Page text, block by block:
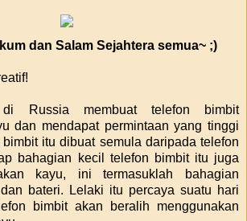
dan Salam Sejahtera semua~ ;)
Russia membuat telefon bimbit
dan mendapat permintaan yang tinggi
itu dibuat semula daripada telefon
bahagian kecil telefon bimbit itu juga
kayu, ini termasuklah bahagian
bateri. Lelaki itu percaya suatu hari
bimbit akan beralih menggunakan